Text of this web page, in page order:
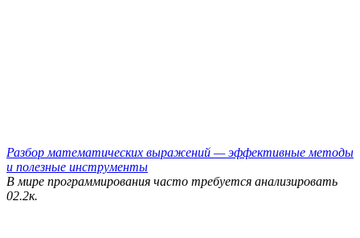
Разбор математических выражений — эффективные методы
и полезные инструменты
В мире программирования часто требуется анализировать
02.2к.